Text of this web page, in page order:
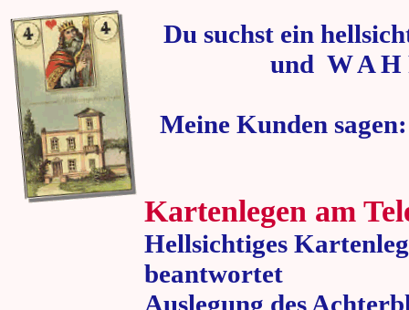
Du suchst ein
und W A H
Meine Kunden
Kartenlegen am
Hellsichtiges
beantwortet
Auslegung des